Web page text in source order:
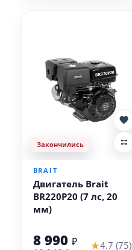
Закончились
BRAIT
Двигатель Brait
BR220P20 (7 лс, 20
мм)
8 990 ₽ ★4.7 (75)